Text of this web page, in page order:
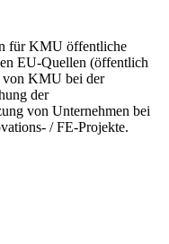
für KMU öffentliche
EU-Quellen (öffentlich
von KMU bei der
der
von Unternehmen bei
/ FE-Projekte.